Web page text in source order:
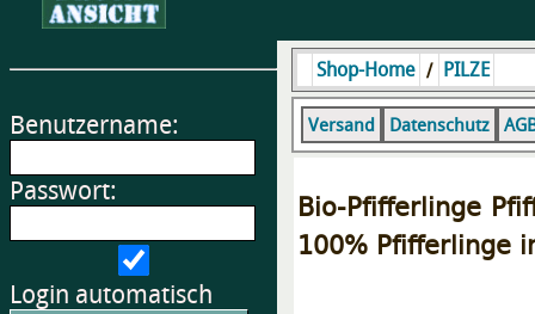
Benutzername:
Passwort:
Login automatisch
Shop-Home / PILZE
Versand Datenschutz
Bio-Pfifferlinge
100% Pfifferlinge